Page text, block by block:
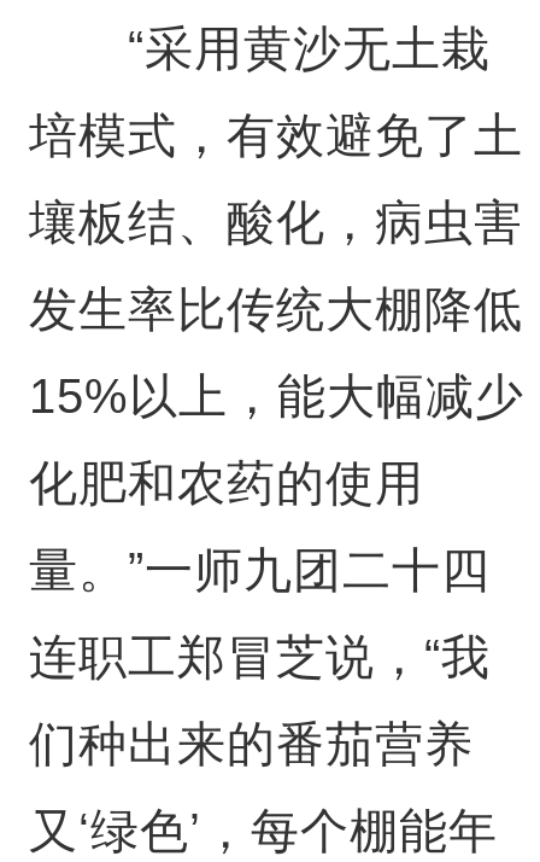
“采用黄沙无土栽
培模式，有效避免了土
壤板结、酸化，病虫害
发生率比传统大棚降低
15%以上，能大幅减少
化肥和农药的使用
量。”一师九团二十四
连职工郑冒芝说，“我
们种出来的番茄营养
又‘绿色’，每个棚能年